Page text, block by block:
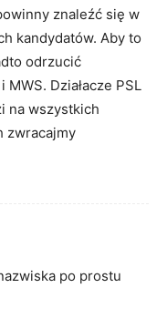
znaleźć się w
kandydatów. Aby to
odrzucić
Działacze PSL
na wszystkich
zwracajmy
po prostu